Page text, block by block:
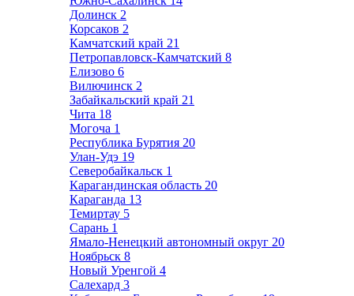
Долинск 2
Корсаков 2
Камчатский край 21
Петропавловск-Камчатский 8
Елизово 6
Вилючинск 2
Забайкальский край 21
Чита 18
Могоча 1
Республика Бурятия 20
Улан-Удэ 19
Северобайкальск 1
Карагандинская область 20
Караганда 13
Темиртау 5
Сарань 1
Ямало-Ненецкий автономный округ 20
Ноябрьск 8
Новый Уренгой 4
Салехард 3